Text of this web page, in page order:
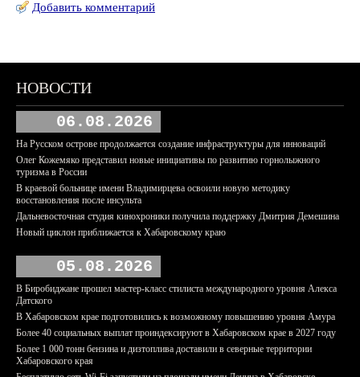
Добавить комментарий
НОВОСТИ
06.08.2026
На Русском острове продолжается создание инфраструктуры для инноваций
Олег Кожемяко представил новые инициативы по развитию горнолыжного
туризма в России
В краевой больнице имени Владимирцева освоили новую методику
восстановления после инсульта
Дальневосточная студия кинохроники получила поддержку Дмитрия Демешина
Новый циклон приближается к Хабаровскому краю
05.08.2026
В Биробиджане прошел мастер-класс стилиста международного уровня Алекса
Датского
В Хабаровском крае подготовились к возможному повышению уровня Амура
Более 40 социальных выплат проиндексируют в Хабаровском крае в 2027 году
Более 1 000 тонн бензина и дизтоплива доставили в северные территории
Хабаровского края